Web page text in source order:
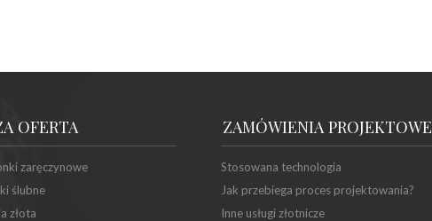
OFERTA
zaręczynowe
ślubne
złota
ZAMÓWIENIA PROJEKTOWE
Stosowana technologia
Jak przebiega proces projektowania?
Inne usługi złotnicze